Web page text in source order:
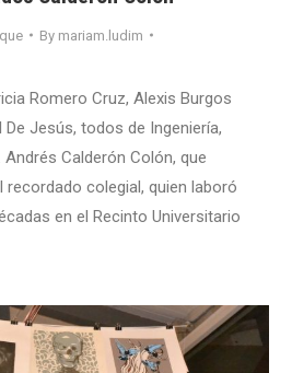
By mariam.ludim
Romero Cruz, Alexis Burgos
De Jesús, todos de Ingeniería,
Andrés Calderón Colón, que
recordado colegial, quien laboró
en el Recinto Universitario